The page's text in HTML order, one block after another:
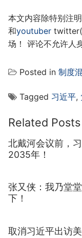
本文内容除特别注
和youtuber
场！ 评论不允许人
Posted in 制度
Tagged 习近平,
Related Posts
北戴河会议前，
2035年！
张又侠：我乃堂
下！
取消习近平出访